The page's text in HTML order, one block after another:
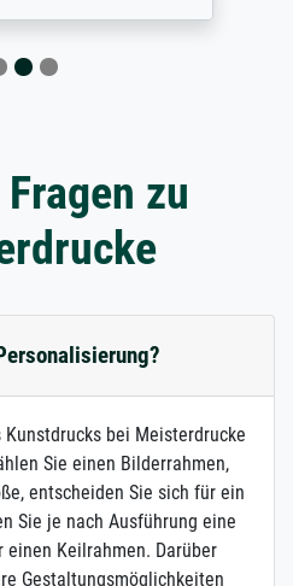
zu
bei Meisterdrucke
Sie einen Bilderrahmen,
entscheiden Sie sich für ein
Sie je nach Ausführung eine
einen Keilrahmen. Darüber
Gestaltungsmöglichkeiten